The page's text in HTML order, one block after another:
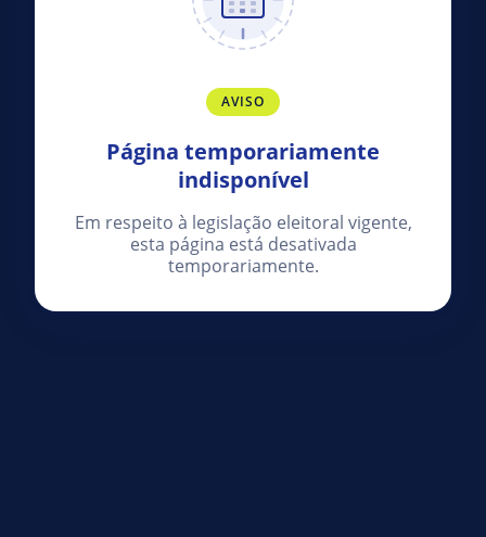
AVISO
Página temporariamente
indisponível
Em respeito à legislação eleitoral vigente,
esta página está desativada
temporariamente.